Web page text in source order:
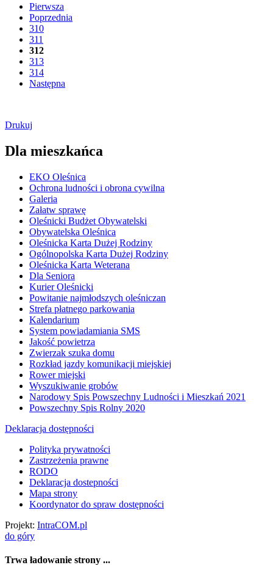
Pierwsza
Poprzednia
310
311
312
313
314
Następna
Drukuj
Dla mieszkańca
EKO Oleśnica
Ochrona ludności i obrona cywilna
Galeria
Załatw sprawę
Oleśnicki Budżet Obywatelski
Obywatelska Oleśnica
Oleśnicka Karta Dużej Rodziny
Ogólnopolska Karta Dużej Rodziny
Oleśnicka Karta Weterana
Dla Seniora
Kurier Oleśnicki
Powitanie najmłodszych oleśniczan
Strefa płatnego parkowania
Kalendarium
System powiadamiania SMS
Jakość powietrza
Zwierzak szuka domu
Rozkład jazdy komunikacji miejskiej
Rower miejski
Wyszukiwanie grobów
Narodowy Spis Powszechny Ludności i Mieszkań 2021
Powszechny Spis Rolny 2020
Deklaracja dostępności
Polityka prywatności
Zastrzeżenia prawne
RODO
Deklaracja dostepności
Mapa strony
Koordynator do spraw dostępności
Projekt: IntraCOM.pl
do góry
Trwa ładowanie strony ...